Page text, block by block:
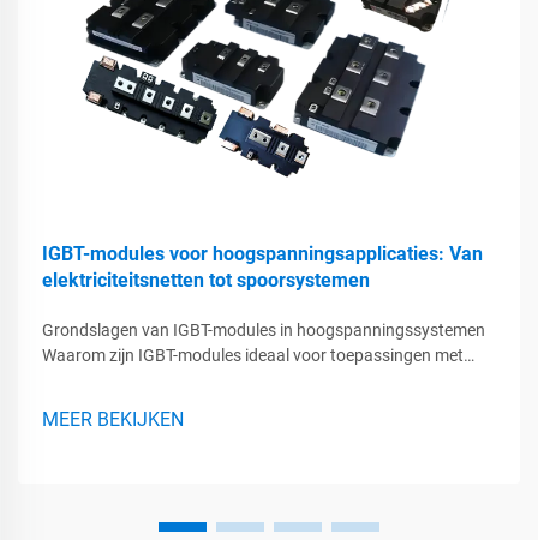
IGBT-modules voor hoogspanningsapplicaties: Van
elektriciteitsnetten tot spoorsystemen
Grondslagen van IGBT-modules in hoogspanningssystemen
Waarom zijn IGBT-modules ideaal voor toepassingen met
bestand moet zijn tegen aanzienlijke elektrische belasting.
MEER BEKIJKEN